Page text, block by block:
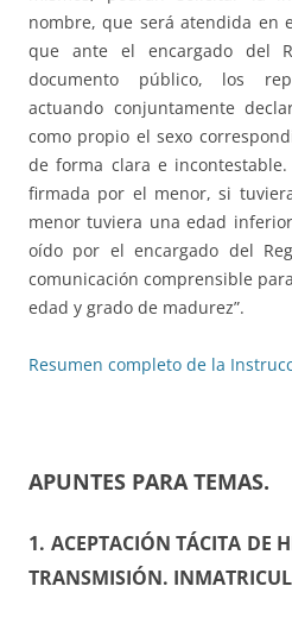
nombre, que será atendida en
que ante el encargado del
documento público, los
actuando conjuntamente
como propio el sexo
de forma clara e
firmada por el menor, si
menor tuviera una edad
oído por el encargado del
comunicación comprensible
edad y grado de madurez”.
Resumen completo de la
APUNTES PARA TEMAS.
1. ACEPTACIÓN TÁCITA DE
TRANSMISIÓN.